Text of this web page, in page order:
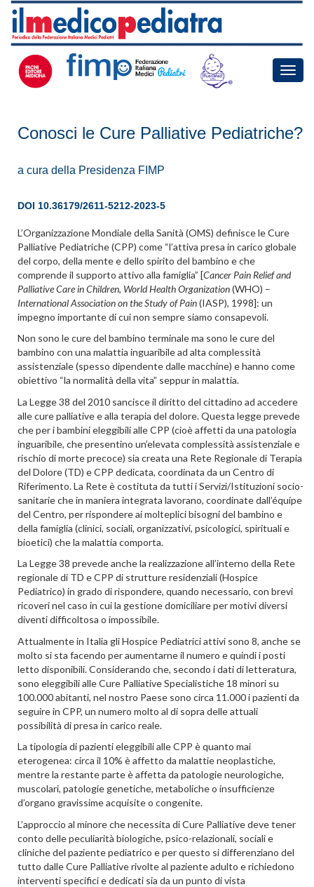
Toggle
Conosci le Cure Palliative Pediatriche?
a cura della Presidenza FIMP
DOI 10.36179/2611-5212-2023-5
L’Organizzazione Mondiale della Sanità (OMS) definisce le Cure
Palliative Pediatriche (CPP) come “l’attiva presa in carico globale
del corpo, della mente e dello spirito del bambino e che
comprende il supporto attivo alla famiglia” [Cancer Pain Relief and
Palliative Care in Children, World Health Organization(WHO) –
International Association on the Study of Pain(IASP), 1998]: un
impegno importante di cui non sempre siamo consapevoli.
Non sono le cure del bambino terminale ma sono le cure del
bambino con una malattia inguaribile ad alta complessità
assistenziale (spesso dipendente dalle macchine) e hanno come
obiettivo “la normalità della vita” seppur in malattia.
La Legge 38 del 2010 sancisce il diritto del cittadino ad accedere
alle cure palliative e alla terapia del dolore. Questa legge prevede
che per i bambini eleggibili alle CPP (cioè affetti da una patologia
inguaribile, che presentino un’elevata complessità assistenziale e
rischio di morte precoce) sia creata una Rete Regionale di Terapia
del Dolore (TD) e CPP dedicata, coordinata da un Centro di
Riferimento. La Rete è costituta da tutti i Servizi/Istituzioni socio-
sanitarie che in maniera integrata lavorano, coordinate dall’équipe
del Centro, per rispondere ai molteplici bisogni del bambino e
della famiglia (clinici, sociali, organizzativi, psicologici, spirituali e
bioetici) che la malattia comporta.
La Legge 38 prevede anche la realizzazione all’interno della Rete
regionale di TD e CPP di strutture residenziali (Hospice
Pediatrico) in grado di rispondere, quando necessario, con brevi
ricoveri nel caso in cui la gestione domiciliare per motivi diversi
diventi difficoltosa o impossibile.
Attualmente in Italia gli Hospice Pediatrici attivi sono 8, anche se
molto si sta facendo per aumentarne il numero e quindi i posti
letto disponibili. Considerando che, secondo i dati di letteratura,
sono eleggibili alle Cure Palliative Specialistiche 18 minori su
100.000 abitanti, nel nostro Paese sono circa 11.000 i pazienti da
seguire in CPP, un numero molto al di sopra delle attuali
possibilità di presa in carico reale.
La tipologia di pazienti eleggibili alle CPP è quanto mai
eterogenea: circa il 10% è affetto da malattie neoplastiche,
mentre la restante parte è affetta da patologie neurologiche,
muscolari, patologie genetiche, metaboliche o insufficienze
d’organo gravissime acquisite o congenite.
L’approccio al minore che necessita di Cure Palliative deve tener
conto delle peculiarità biologiche, psico-relazionali, sociali e
cliniche del paziente pediatrico e per questo si differenziano del
tutto dalle Cure Palliative rivolte al paziente adulto e richiedono
interventi specifici e dedicati sia da un punto di vista